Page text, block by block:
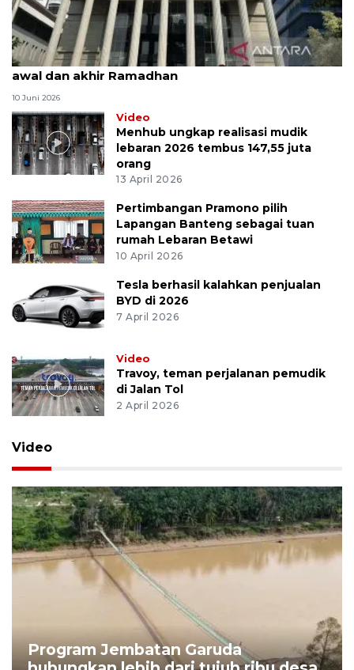
MK uji materi UU Peradilan Agama perihal isbat
awal dan akhir Ramadhan
10 Juni 2026
Video
Menhub ungkap realisasi mudik
lebaran 2026 tembus 147,55 juta
orang
13 April 2026
Pertimbangan Pramono pilih
Lapangan Banteng sebagai tuan
rumah Lebaran Betawi
10 April 2026
Tesla berhasil kalahkan penjualan
BYD di 2026
7 April 2026
Video
Travoy, teman perjalanan pemudik
di Jalan Tol
2 April 2026
Video
Program Jembatan Garuda